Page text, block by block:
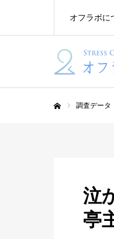
オフラボに
調査データ
泣
亭